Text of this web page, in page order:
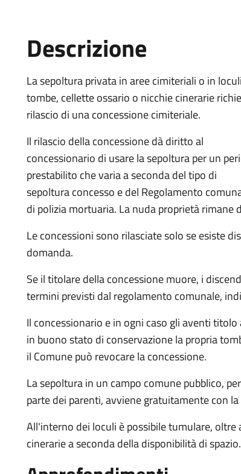
Descrizione
La sepoltura privata in aree cimiteriali o in
tombe, cellette ossario o nicchie cinerarie
rilascio di una concessione cimiteriale.
Il rilascio della concessione dà diritto al
concessionario di usare la sepoltura per un
prestabilito che varia a seconda del tipo di
sepoltura concesso e del Regolamento
di polizia mortuaria. La nuda proprietà rimane
Le concessioni sono rilasciate solo se esiste
domanda.
Se il titolare della concessione muore, i
termini previsti dal regolamento comunale,
Il concessionario e in ogni caso gli aventi
in buono stato di conservazione la propria
il Comune può revocare la concessione.
La sepoltura in un campo comune pubblico,
parte dei parenti, avviene gratuitamente con
All'interno dei loculi è possibile tumulare,
cinerarie a seconda della disponibilità di spazio.